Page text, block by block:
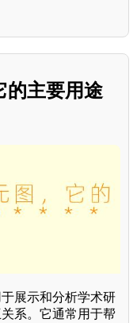
的主要用途
展示和分析学术研
系。它通常用于帮